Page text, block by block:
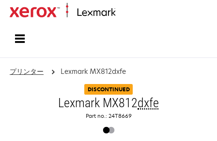
プリンター Lexmark MX812dxfe
DISCONTINUED
Lexmark MX812dxfe
Part no.: 24T8669